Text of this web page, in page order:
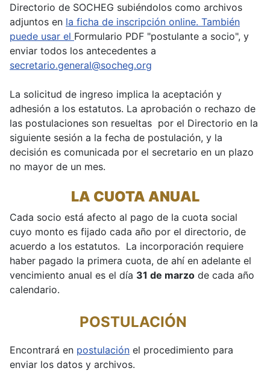
Directorio de SOCHEG subiéndolos como archivos
adjuntos en la ficha de inscripción online. También
puede usar el Formulario PDF "postulante a socio", y
enviar todos los antecedentes a
secretario.general@socheg.org
La solicitud de ingreso implica la aceptación y
adhesión a los estatutos. La aprobación o rechazo de
las postulaciones son resueltas por el Directorio en la
siguiente sesión a la fecha de postulación, y la
decisión es comunicada por el secretario en un plazo
no mayor de un mes.
LA CUOTA ANUAL
Cada socio está afecto al pago de la cuota social
cuyo monto es fijado cada año por el directorio, de
acuerdo a los estatutos. La incorporación requiere
haber pagado la primera cuota, de ahí en adelante el
vencimiento anual es el día 31 de marzo de cada año
calendario.
POSTULACIÓN
Encontrará en postulación el procedimiento para
enviar los datos y archivos.